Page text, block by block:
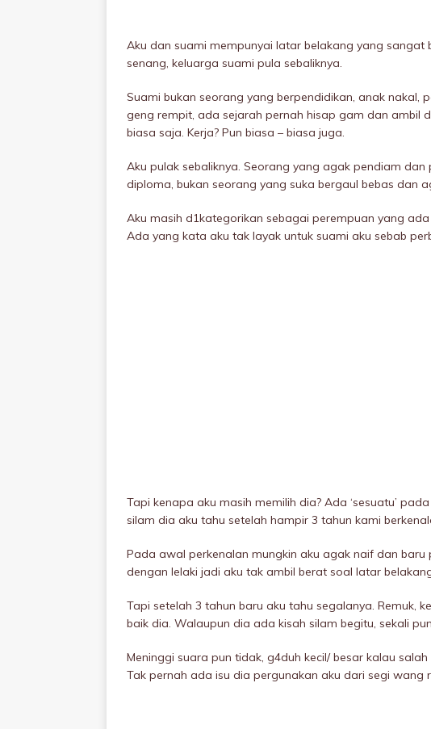
Aku dan suami mempunyai latar belakang yang sangat
senang, keluarga suami pula sebaliknya.
Suami bukan seorang yang berpendidikan, anak nakaI,
geng rempit, ada sejarah pernah hisap gam dan ambil
biasa saja. Kerja? Pun biasa – biasa juga.
Aku pulak sebaliknya. Seorang yang agak pendiam
diploma, bukan seorang yang suka bergaul bebas dan
Aku masih d1kategorikan sebagai perempuan yang
Ada yang kata aku tak layak untuk suami aku sebab
Tapi kenapa aku masih memilih dia? Ada ‘sesuatu’
silam dia aku tahu setelah hampir 3 tahun kami
Pada awal perkenalan mungkin aku agak naif dan
dengan lelaki jadi aku tak ambil berat soal latar
Tapi setelah 3 tahun baru aku tahu segalanya. Remuk,
baik dia. Walaupun dia ada kisah silam begitu, sekali
Meninggi suara pun tidak, g4duh kecil/ besar kalau
Tak pernah ada isu dia pergunakan aku dari segi wang